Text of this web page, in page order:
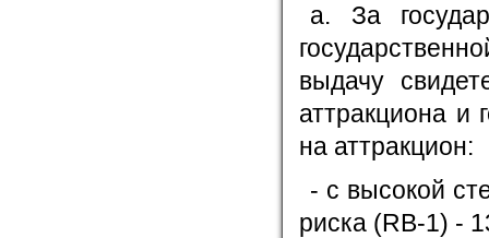
а. За
выдачу
аттракциона и
на аттракцион:
- с высокой
риска (RB-1) -